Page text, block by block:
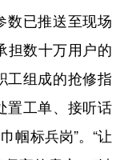
已推送至现场
担数十万用户的
工组成的抢修指
置工单、接听话
帼标兵岗”。“让